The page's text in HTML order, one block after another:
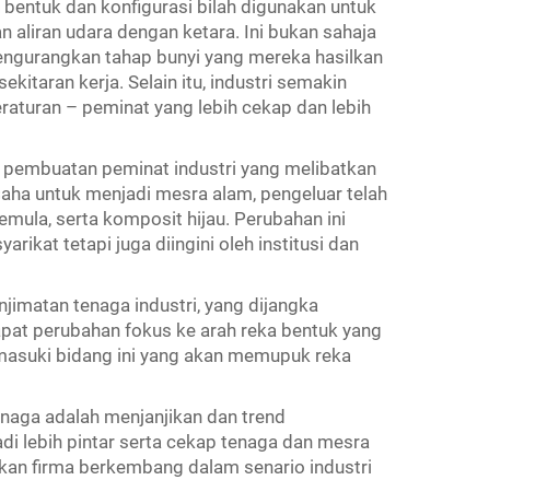
dan konfigurasi bilah digunakan untuk
aliran udara dengan ketara. Ini bukan sahaja
tahap bunyi yang mereka hasilkan
kerja. Selain itu, industri semakin
– peminat yang lebih cekap dan lebih
peminat industri yang melibatkan
untuk menjadi mesra alam, pengeluar telah
serta komposit hijau. Perubahan ini
tetapi juga diingini oleh institusi dan
tenaga industri, yang dijangka
perubahan fokus ke arah reka bentuk yang
bidang ini yang akan memupuk reka
adalah menjanjikan dan trend
lebih pintar serta cekap tenaga dan mesra
firma berkembang dalam senario industri